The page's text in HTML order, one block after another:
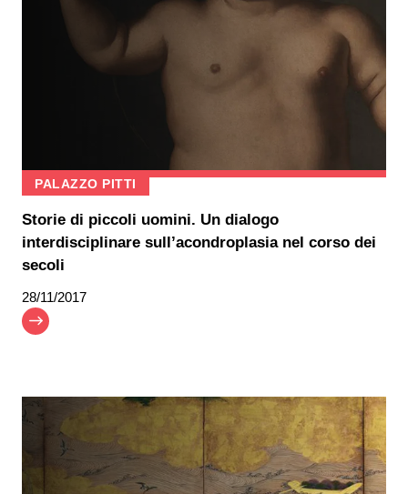
PALAZZO PITTI
Storie di piccoli uomini. Un dialogo
interdisciplinare sull’acondroplasia nel corso dei
secoli
28/11/2017